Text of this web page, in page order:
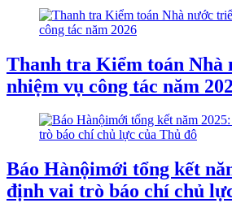
Thanh tra Kiểm toán Nhà
nhiệm vụ công tác năm
Báo Hànộimới tổng kết
định vai trò báo chí chủ